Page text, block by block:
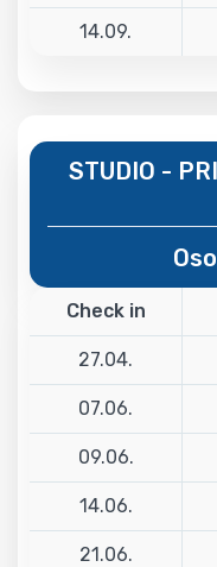
14.09.
STUDIO -
Check in
27.04.
07.06.
09.06.
14.06.
21.06.